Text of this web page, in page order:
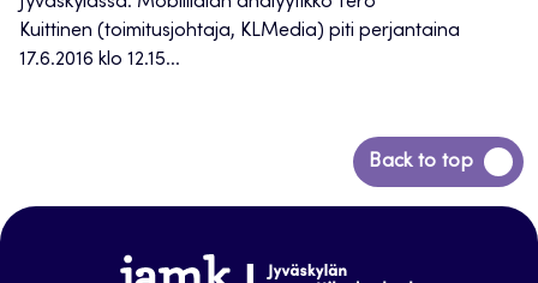
Kuittinen (toimitusjohtaja, KLMedia) piti perjantaina
17.6.2016 klo 12.15...
Back to top
Siirry
takaisin
www.jamk.fi